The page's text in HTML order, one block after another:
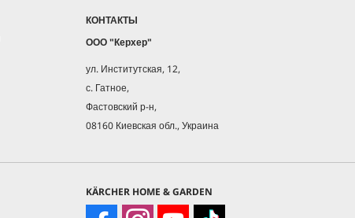
КОНТАКТЫ
ООО "Керхер"
ул. Институтская, 12,
с. Гатное,
Фастовский р-н,
08160 Киевская обл., Украина
KÄRCHER HOME & GARDEN